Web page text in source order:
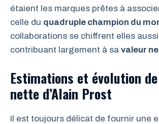
étaient les marques prêtes à
celle du quadruple champion du
collaborations se chiffrent elles
contribuant largement à sa valeur
Estimations et évolution
nette d’Alain Prost
Il est toujours délicat de fournir une